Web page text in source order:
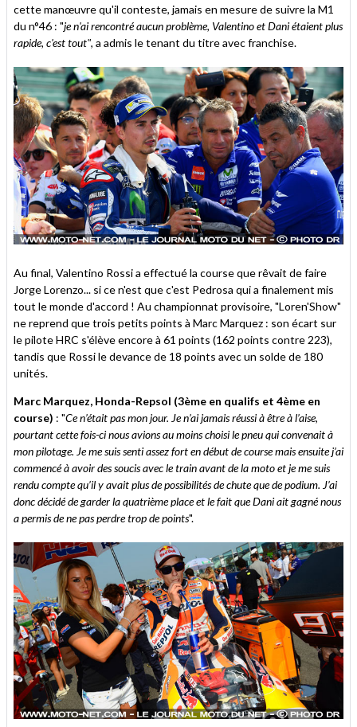
cette manœuvre qu'il conteste, jamais en mesure de suivre la M1
du n°46 : "je n'ai rencontré aucun problème, Valentino et Dani étaient plus
rapide, c'est tout", a admis le tenant du titre avec franchise.
Au final, Valentino Rossi a effectué la course que rêvait de faire
Jorge Lorenzo... si ce n'est que c'est Pedrosa qui a finalement mis
tout le monde d'accord ! Au championnat provisoire, "Loren'Show"
ne reprend que trois petits points à Marc Marquez : son écart sur
le pilote HRC s'élève encore à 61 points (162 points contre 223),
tandis que Rossi le devance de 18 points avec un solde de 180
unités.
Marc Marquez, Honda-Repsol (3ème en qualifs et 4ème en
course) : "Ce n’était pas mon jour. Je n’ai jamais réussi à être à l’aise,
pourtant cette fois-ci nous avions au moins choisi le pneu qui convenait à
mon pilotage. Je me suis senti assez fort en début de course mais ensuite j’ai
commencé à avoir des soucis avec le train avant de la moto et je me suis
rendu compte qu’il y avait plus de possibilités de chute que de podium. J’ai
donc décidé de garder la quatrième place et le fait que Dani ait gagné nous
a permis de ne pas perdre trop de points".